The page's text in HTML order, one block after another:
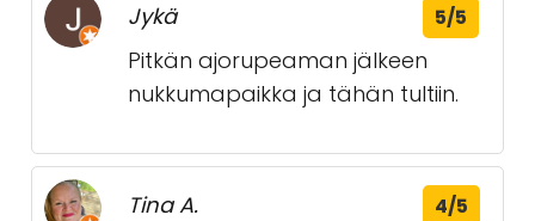
Jykä 5/5
Pitkän ajorupeaman jälkeen
nukkumapaikka ja tähän tultiin.
Tina A. 4/5